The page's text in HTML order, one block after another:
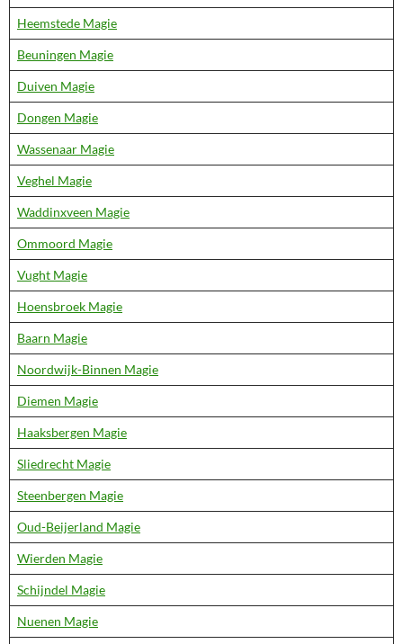
Heemstede Magie
Beuningen Magie
Duiven Magie
Dongen Magie
Wassenaar Magie
Veghel Magie
Waddinxveen Magie
Ommoord Magie
Vught Magie
Hoensbroek Magie
Baarn Magie
Noordwijk-Binnen Magie
Diemen Magie
Haaksbergen Magie
Sliedrecht Magie
Steenbergen Magie
Oud-Beijerland Magie
Wierden Magie
Schijndel Magie
Nuenen Magie